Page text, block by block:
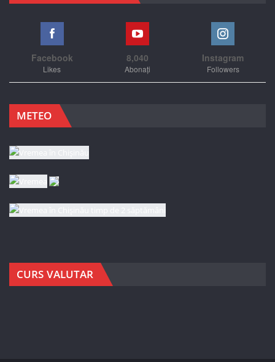
Facebook
Likes
8,040
Abonați
Instagram
Followers
METEO
CURS VALUTAR